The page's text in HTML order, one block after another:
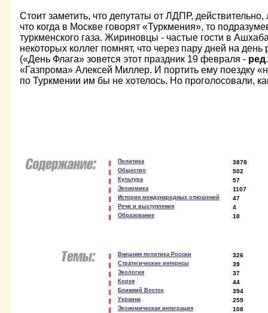
Стоит заметить, что депутаты от ЛДПР,
что когда в Москве говорят «Туркмения», то
туркменского газа. Жириновцы - частые гости в
некоторых коллег помнят, что через пару дней на
(«День Флага» зовется этот праздник 19 февраля - ред
«Газпрома» Алексей Миллер. И портить ему поездку
по Туркмении им бы не хотелось. Но проголосовали,
Политика 3878
Общество 502
Культура 57
Экономика 1107
История международных отношений 47
Речи и выступления 4
Образование 18
Внешняя политика России 326
Стратегические интересы 39
Экология 37
Корея 44
Ближний Восток 394
Украина 259
Экономическая интеграция 108